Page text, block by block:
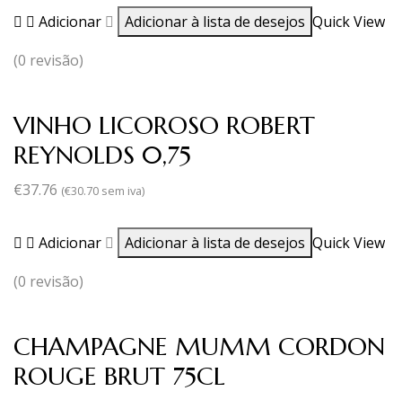
Adicionar Adicionar à lista de desejos Quick View
(0 revisão)
VINHO LICOROSO ROBERT
REYNOLDS 0,75
€37.76 (€30.70 sem iva)
Adicionar Adicionar à lista de desejos Quick View
(0 revisão)
CHAMPAGNE MUMM CORDON
ROUGE BRUT 75CL